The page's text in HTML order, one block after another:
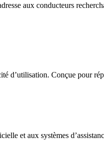
aux conducteurs
Conçue pour
et aux systèmes